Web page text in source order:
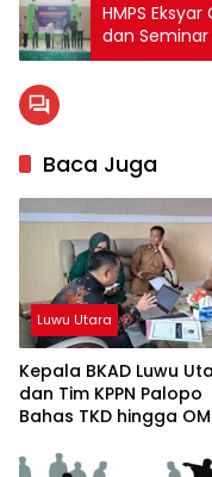
HMPS
dan
Pembicara
Baca Juga
Luwu Utara
Kepala BKAD Luwu
dan Tim KPPN Palopo
Bahas TKD hingga